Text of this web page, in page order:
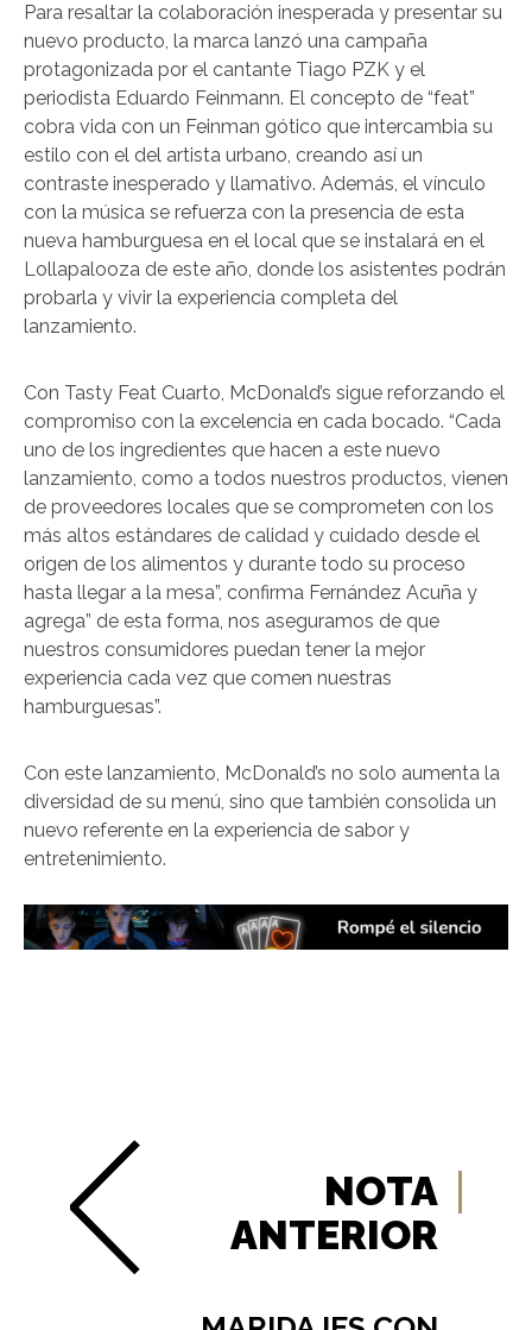
Para resaltar la colaboración inesperada y presentar su
nuevo producto, la marca lanzó una campaña
protagonizada por el cantante Tiago PZK y el
periodista Eduardo Feinmann. El concepto de “feat”
cobra vida con un Feinman gótico que intercambia su
estilo con el del artista urbano, creando así un
contraste inesperado y llamativo. Además, el vínculo
con la música se refuerza con la presencia de esta
nueva hamburguesa en el local que se instalará en el
Lollapalooza de este año, donde los asistentes podrán
probarla y vivir la experiencia completa del
lanzamiento.
Con Tasty Feat Cuarto, McDonald’s sigue reforzando el
compromiso con la excelencia en cada bocado. “Cada
uno de los ingredientes que hacen a este nuevo
lanzamiento, como a todos nuestros productos, vienen
de proveedores locales que se comprometen con los
más altos estándares de calidad y cuidado desde el
origen de los alimentos y durante todo su proceso
hasta llegar a la mesa”, confirma Fernández Acuña y
agrega” de esta forma, nos aseguramos de que
nuestros consumidores puedan tener la mejor
experiencia cada vez que comen nuestras
hamburguesas”.
Con este lanzamiento, McDonald’s no solo aumenta la
diversidad de su menú, sino que también consolida un
nuevo referente en la experiencia de sabor y
entretenimiento.
NOTA
ANTERIOR